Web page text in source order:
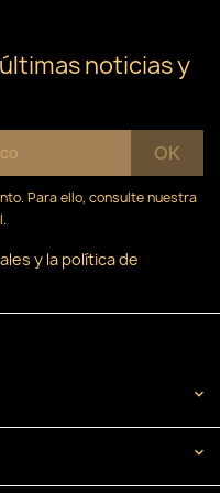
noticias y
Para ello, consulte nuestra
y la política de

